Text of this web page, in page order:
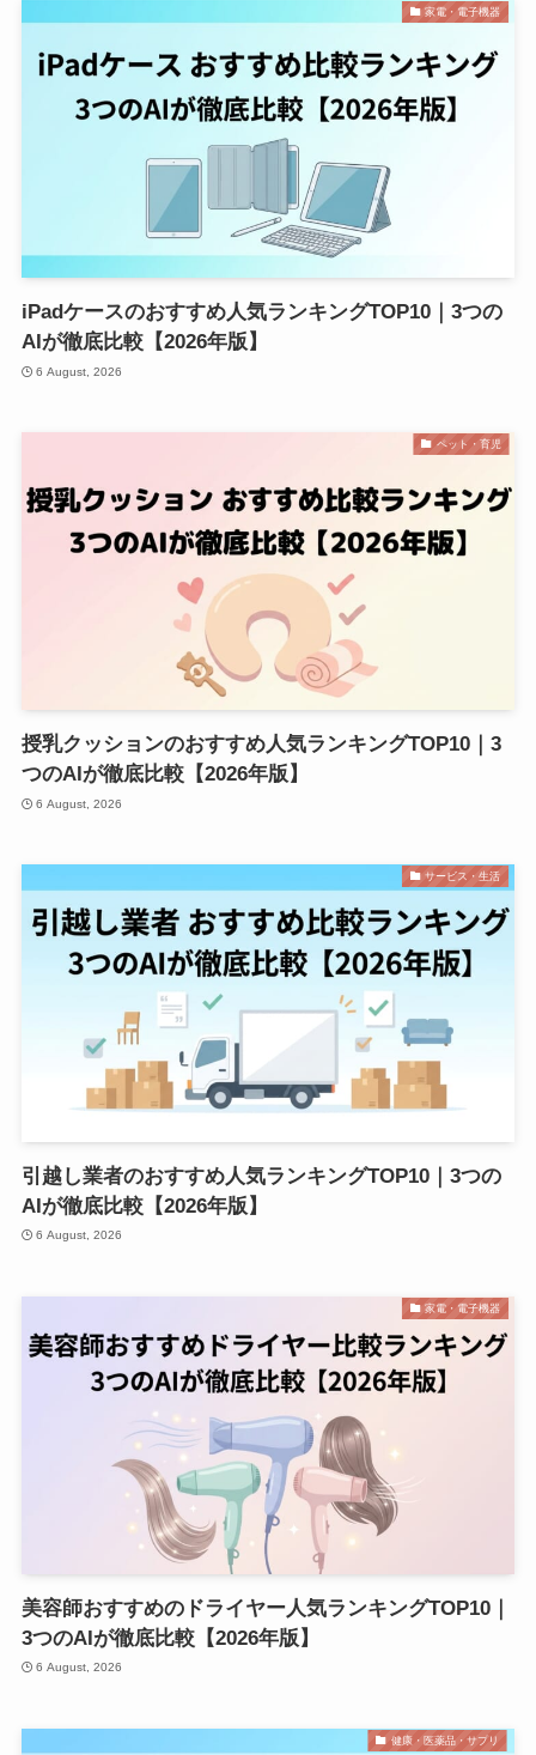
家電・電子機器
iPadケースのおすすめ人気ランキングTOP10｜3つの
AIが徹底比較【2026年版】
6 August, 2026
ペット・育児
授乳クッションのおすすめ人気ランキングTOP10｜3
つのAIが徹底比較【2026年版】
6 August, 2026
サービス・生活
引越し業者のおすすめ人気ランキングTOP10｜3つの
AIが徹底比較【2026年版】
6 August, 2026
家電・電子機器
美容師おすすめのドライヤー人気ランキングTOP10｜
3つのAIが徹底比較【2026年版】
6 August, 2026
健康・医薬品・サプリ